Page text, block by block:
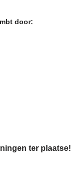
door:
ter plaatse!